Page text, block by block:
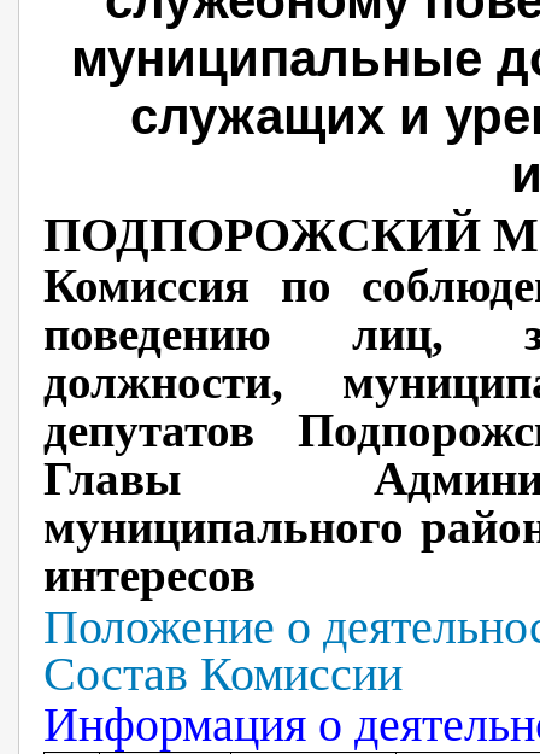
муниципальные
служащих и
ПОДПОРОЖСКИЙ
Комиссия по
поведению лиц,
должности,
депутатов
Главы
муниципального
интересов
Положение о
Состав Комиссии
Информация о